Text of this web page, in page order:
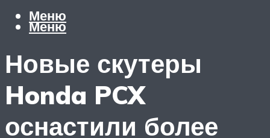
Меню
Меню
Новые скутеры
Honda PCX
оснастили более